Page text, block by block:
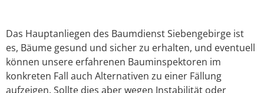
Das Hauptanliegen des Baumdienst Siebengebirge ist
es, Bäume gesund und sicher zu erhalten, und eventuell
können unsere erfahrenen Bauminspektoren im
konkreten Fall auch Alternativen zu einer Fällung
aufzeigen. Sollte dies aber wegen Instabilität oder